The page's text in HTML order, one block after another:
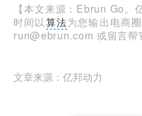
【本文来源：Ebrun Go。
时间以 算法为您输出电商
run@ebrun.com 或留言帮
文章来源：亿邦动力